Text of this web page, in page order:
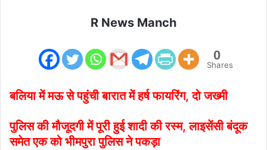
R News Manch
0
Shares
बलिया में मऊ से पहुंची बारात में हर्ष फायरिंग, दो जख्मी
पुलिस की मौजूदगी में पूरी हुई शादी की रस्म, लाइसेंसी बंदूक
समेत एक को भीमपुरा पुलिस ने पकड़ा